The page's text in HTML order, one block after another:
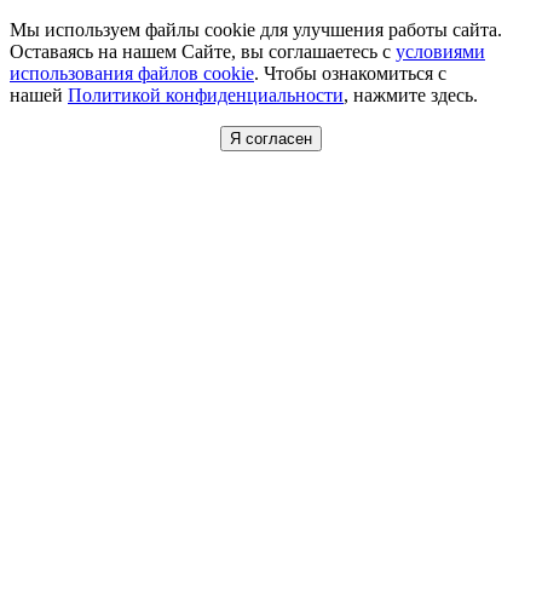
Мы используем файлы cookie для улучшения работы сайта.
Оставаясь на нашем Сайте, вы соглашаетесь с условиями
использования файлов cookie. Чтобы ознакомиться с
нашей Политикой конфиденциальности, нажмите здесь.
Я согласен